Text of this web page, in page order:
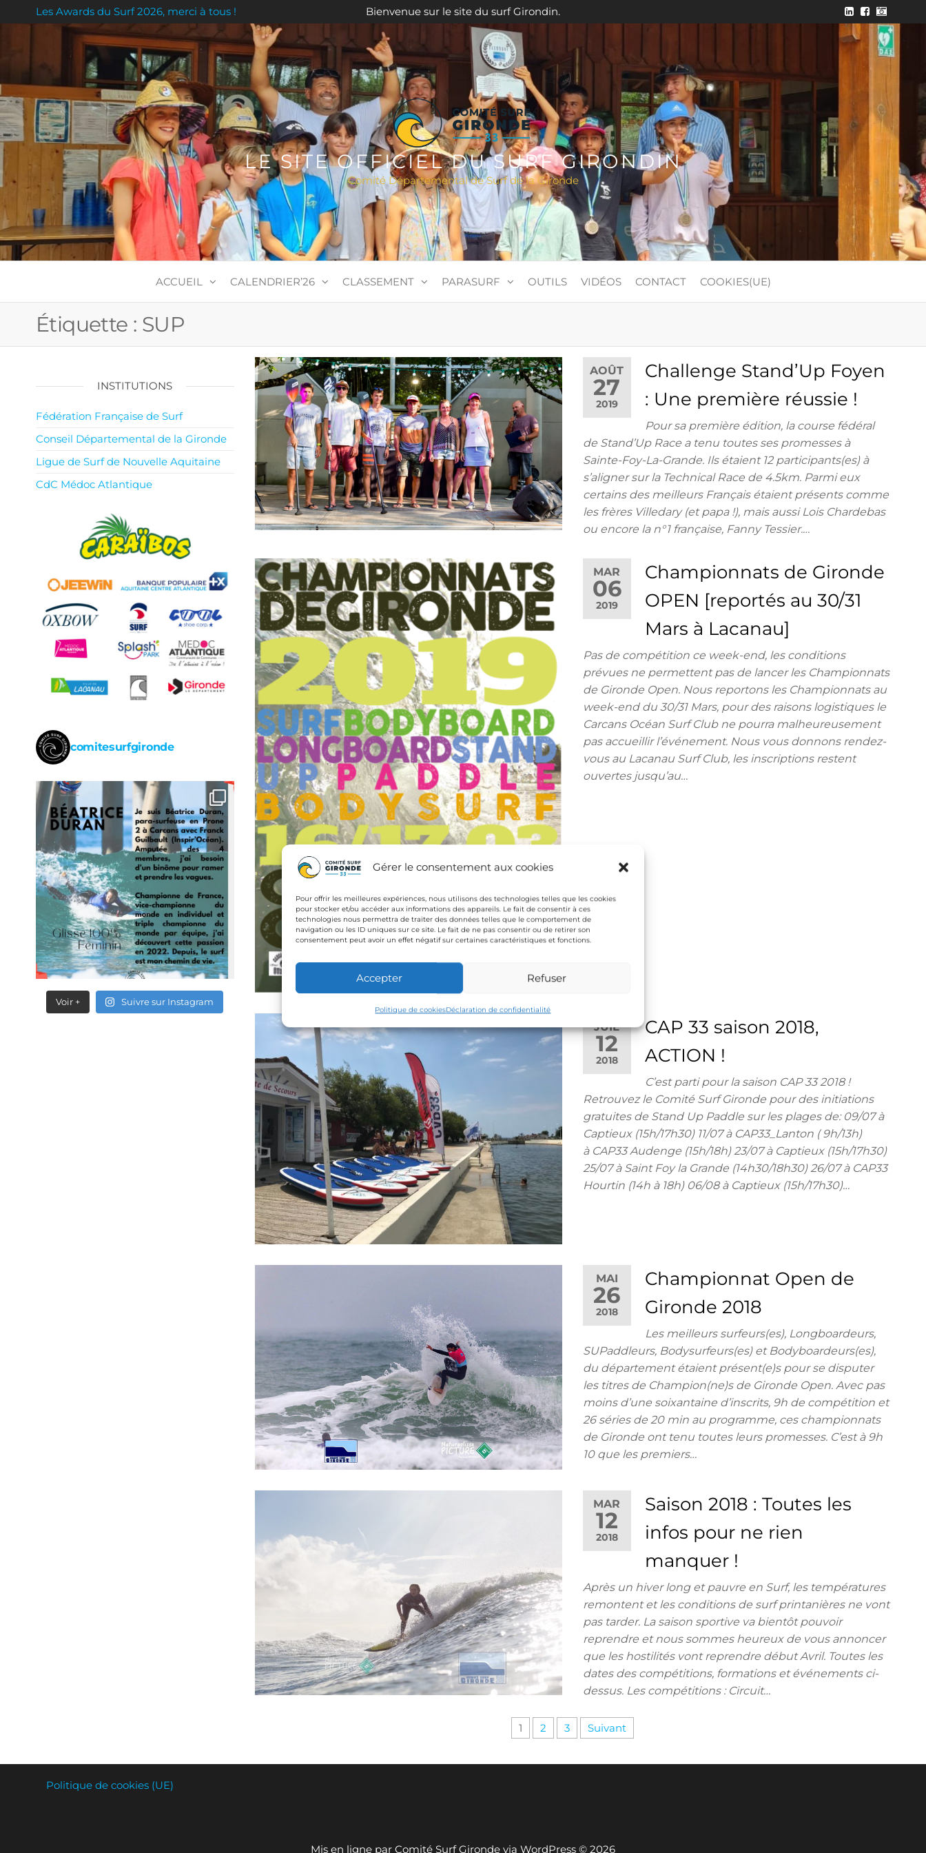
Gérer le consentement aux cookies
Pour offrir les meilleures expériences, nous utilisons des technologies telles que les cookies
pour stocker et/ou accéder aux informations des appareils. Le fait de consentir à ces
technologies nous permettra de traiter des données telles que le comportement de
navigation ou les ID uniques sur ce site. Le fait de ne pas consentir ou de retirer son
consentement peut avoir un effet négatif sur certaines caractéristiques et fonctions.
Accepter Refuser
Politique de cookiesDéclaration de confidentialité
to
Les Awards du Surf 2026, merci à tous ! Bienvenue sur le site du surf Girondin.
LE SITE OFFICIEL DU SURF GIRONDIN
Comité Départemental de Surf de la Gironde
ACCUEIL CALENDRIER’26 CLASSEMENT PARASURF OUTILS VIDÉOS CONTACT COOKIES(UE)
Étiquette : SUP
AOÛT
27
2019
Challenge Stand’Up Foyen
: Une première réussie !
Pour sa première édition, la course fédéral
de Stand’Up Race a tenu toutes ses promesses à
Sainte-Foy-La-Grande. Ils étaient 12 participants(es) à
s’aligner sur la Technical Race de 4.5km. Parmi eux
certains des meilleurs Français étaient présents comme
les frères Villedary (et papa !), mais aussi Lois Chardebas
ou encore la n°1 française, Fanny Tessier.…
MAR
06
2019
Championnats de Gironde
OPEN [reportés au 30/31
Mars à Lacanau]
Pas de compétition ce week-end, les conditions
prévues ne permettent pas de lancer les Championnats
de Gironde Open. Nous reportons les Championnats au
week-end du 30/31 Mars, pour des raisons logistiques le
Carcans Océan Surf Club ne pourra malheureusement
pas accueillir l’événement. Nous vous donnons rendez-
vous au Lacanau Surf Club, les inscriptions restent
ouvertes jusqu’au…
JUIL
12
2018
CAP 33 saison 2018,
ACTION !
C’est parti pour la saison CAP 33 2018 !
Retrouvez le Comité Surf Gironde pour des initiations
gratuites de Stand Up Paddle sur les plages de: 09/07 à
Captieux (15h/17h30) 11/07 à CAP33_Lanton ( 9h/13h)
à CAP33 Audenge (15h/18h) 23/07 à Captieux (15h/17h30)
25/07 à Saint Foy la Grande (14h30/18h30) 26/07 à CAP33
Hourtin (14h à 18h) 06/08 à Captieux (15h/17h30)…
MAI
26
2018
Championnat Open de
Gironde 2018
Les meilleurs surfeurs(es), Longboardeurs,
SUPaddleurs, Bodysurfeurs(es) et Bodyboardeurs(es),
du département étaient présent(e)s pour se disputer
les titres de Champion(ne)s de Gironde Open. Avec pas
moins d’une soixantaine d’inscrits, 9h de compétition et
26 séries de 20 min au programme, ces championnats
de Gironde ont tenu toutes leurs promesses. C’est à 9h
10 que les premiers…
MAR
12
2018
Saison 2018 : Toutes les
infos pour ne rien
manquer !
Après un hiver long et pauvre en Surf, les températures
remontent et les conditions de surf printanières ne vont
pas tarder. La saison sportive va bientôt pouvoir
reprendre et nous sommes heureux de vous annoncer
que les hostilités vont reprendre début Avril. Toutes les
dates des compétitions, formations et événements ci-
dessus. Les compétitions : Circuit…
1 2 3 Suivant
INSTITUTIONS
Fédération Française de Surf
Conseil Départemental de la Gironde
Ligue de Surf de Nouvelle Aquitaine
CdC Médoc Atlantique
comitesurfgironde
Voir + Suivre sur Instagram
Politique de cookies (UE)
Mis en ligne par Comité Surf Gironde via WordPress © 2026